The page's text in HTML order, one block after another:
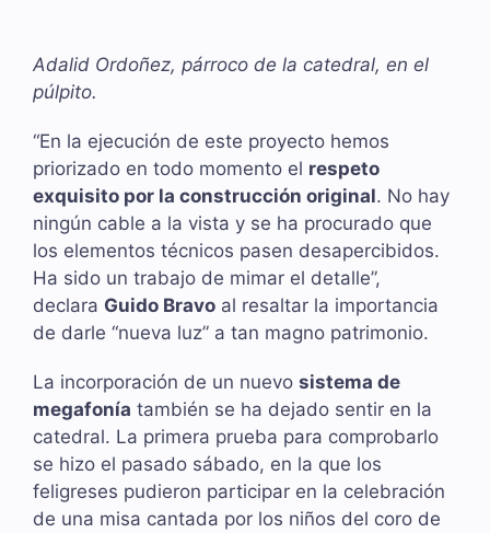
Adalid Ordoñez, párroco de la catedral, en el
púlpito.
“En la ejecución de este proyecto hemos
priorizado en todo momento el respeto
exquisito por la construcción original. No hay
ningún cable a la vista y se ha procurado que
los elementos técnicos pasen desapercibidos.
Ha sido un trabajo de mimar el detalle”,
declara Guido Bravoal resaltar la importancia
de darle “nueva luz” a tan magno patrimonio.
La incorporación de un nuevo sistema de
megafonía también se ha dejado sentir en la
catedral. La primera prueba para comprobarlo
se hizo el pasado sábado, en la que los
feligreses pudieron participar en la celebración
de una misa cantada por los niños del coro de